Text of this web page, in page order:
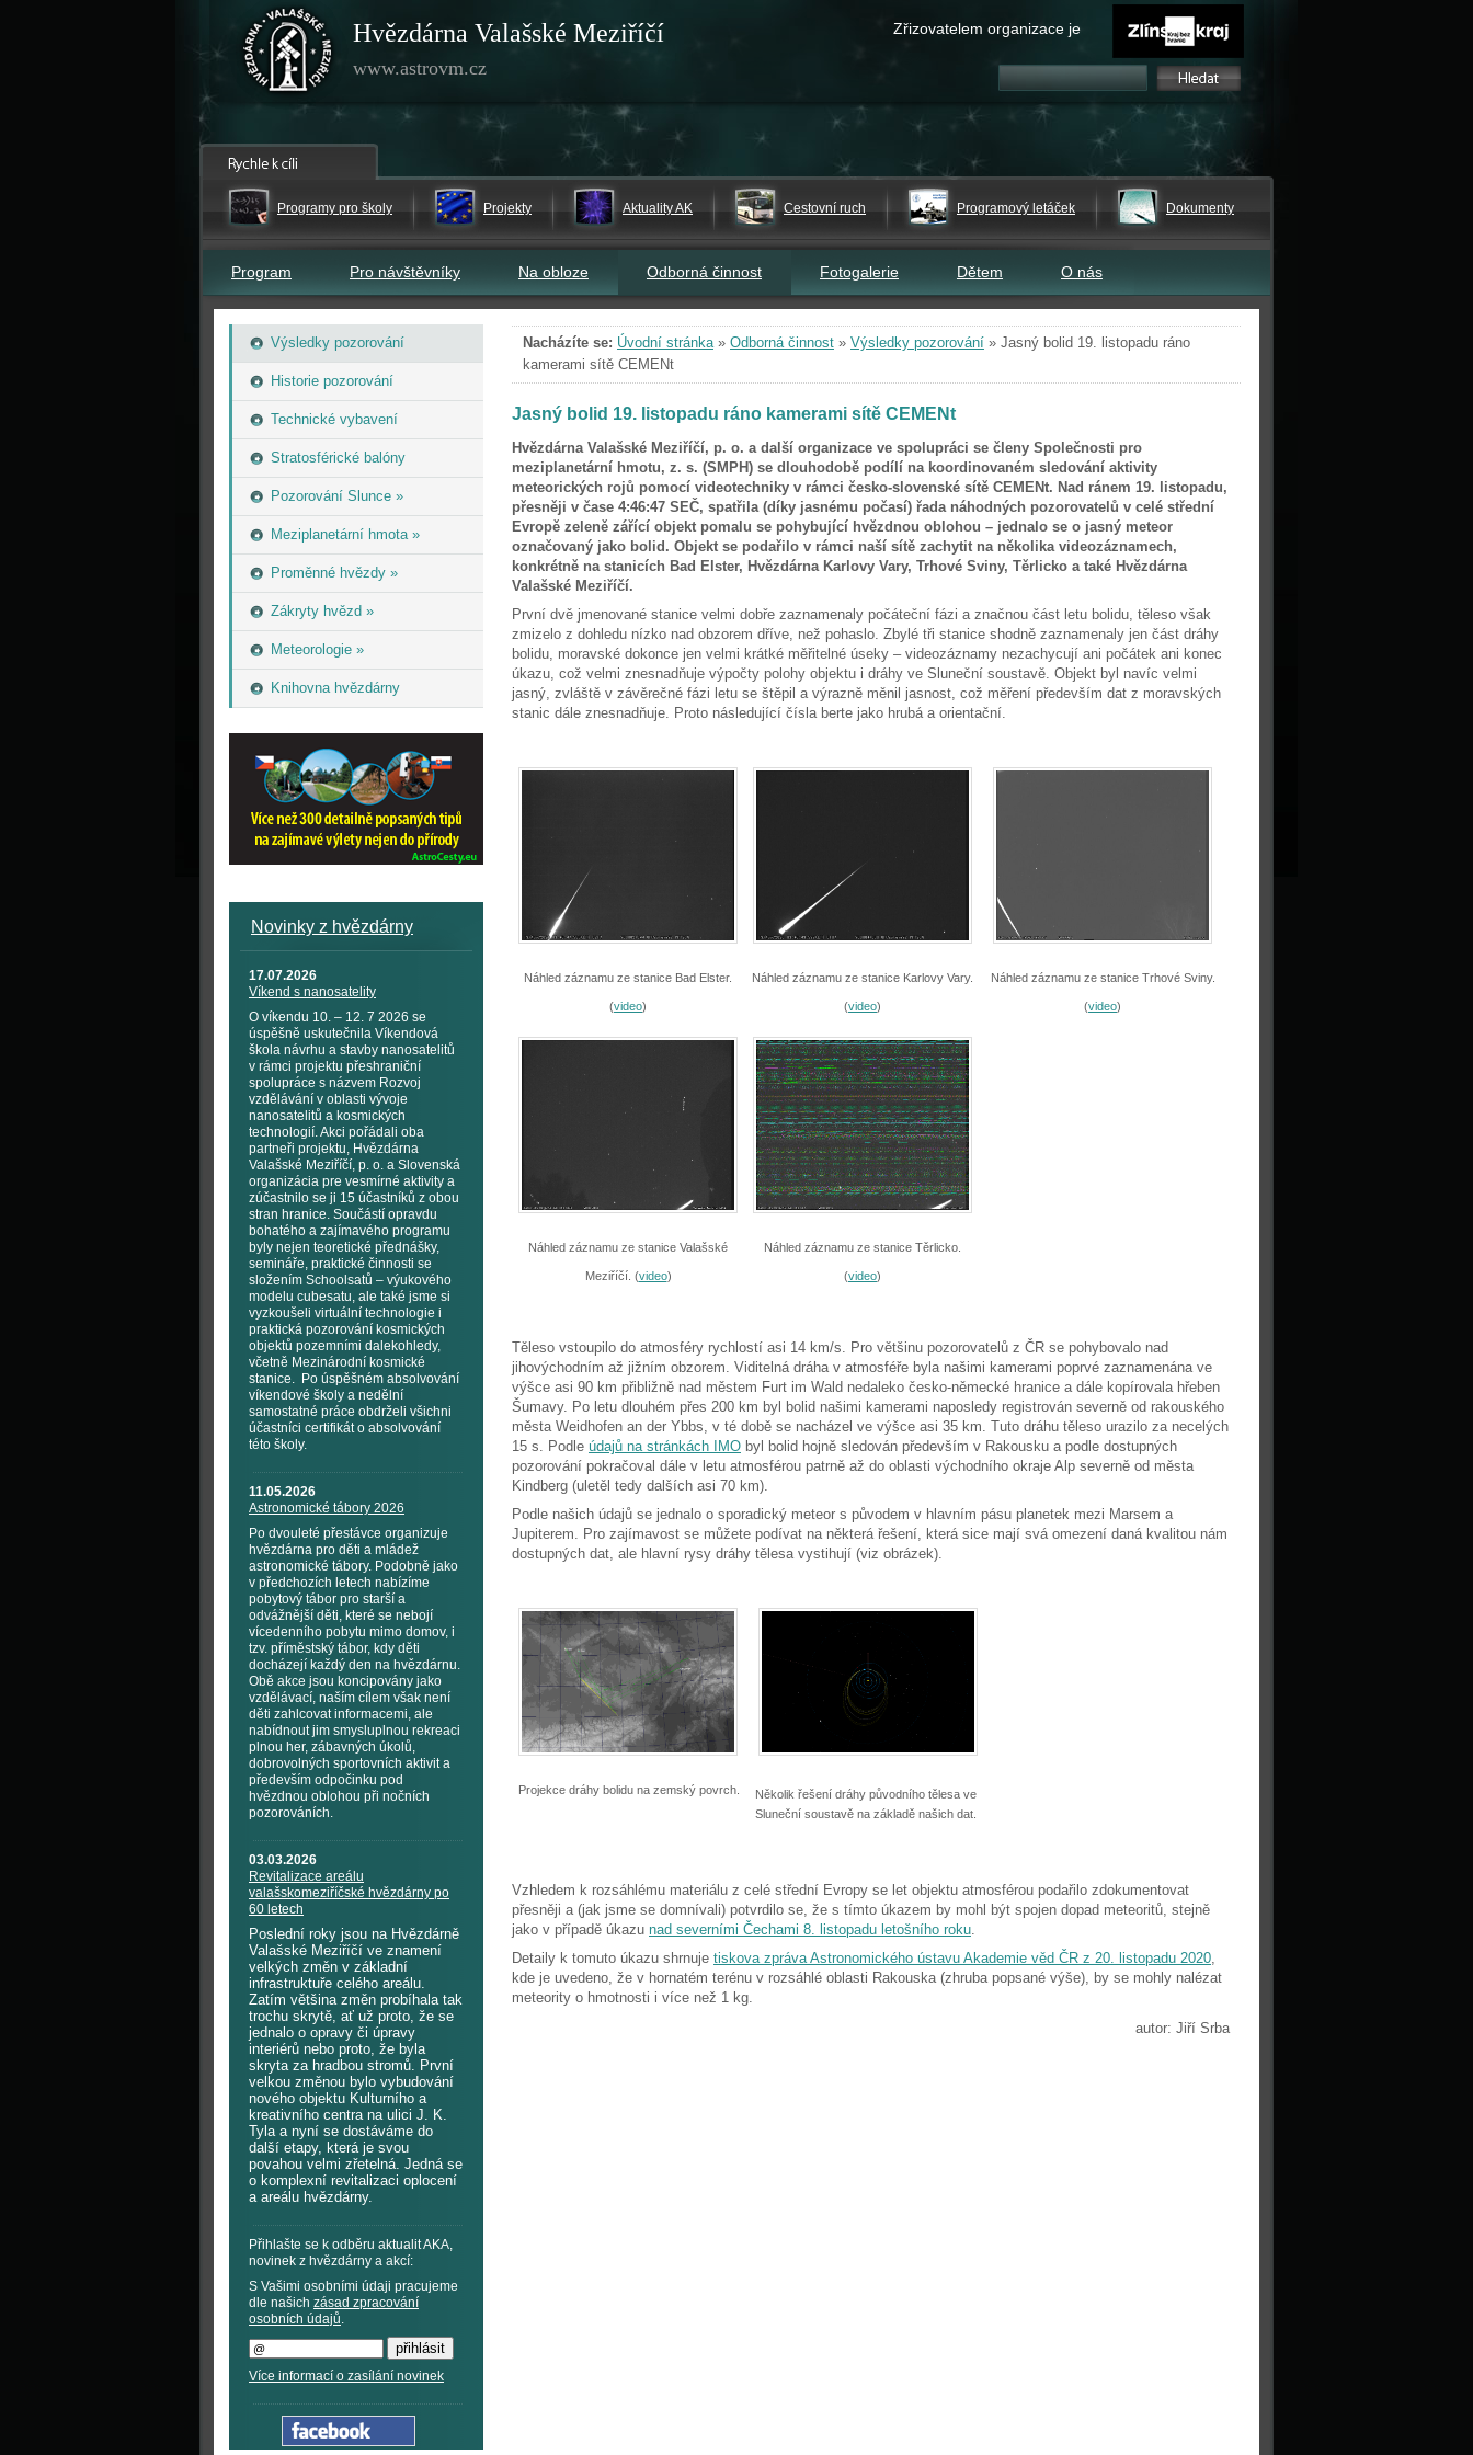
Hvězdárna Valašské Meziříčí
www.astrovm.cz
Zřizovatelem organizace je
Programy pro školy Projekty Aktuality AK Cestovní ruch Programový letáček Dokumenty
Program Pro návštěvníky Na obloze Odborná činnost Fotogalerie Dětem O nás
Výsledky pozorování
Historie pozorování
Technické vybavení
Stratosférické balóny
Pozorování Slunce »
Meziplanetární hmota »
Proměnné hvězdy »
Zákryty hvězd »
Meteorologie »
Knihovna hvězdárny
Novinky z hvězdárny
17.07.2026
Víkend s nanosatelity
O víkendu 10. – 12. 7 2026 se
úspěšně uskutečnila Víkendová
škola návrhu a stavby nanosatelitů
v rámci projektu přeshraniční
spolupráce s názvem Rozvoj
vzdělávání v oblasti vývoje
nanosatelitů a kosmických
technologií. Akci pořádali oba
partneři projektu, Hvězdárna
Valašské Meziříčí, p. o. a Slovenská
organizácia pre vesmírné aktivity a
zúčastnilo se ji 15 účastníků z obou
stran hranice. Součástí opravdu
bohatého a zajímavého programu
byly nejen teoretické přednášky,
semináře, praktické činnosti se
složením Schoolsatů – výukového
modelu cubesatu, ale také jsme si
vyzkoušeli virtuální technologie i
praktická pozorování kosmických
objektů pozemními dalekohledy,
včetně Mezinárodní kosmické
stanice. Po úspěšném absolvování
víkendové školy a nedělní
samostatné práce obdrželi všichni
účastníci certifikát o absolvování
této školy.
11.05.2026
Astronomické tábory 2026
Po dvouleté přestávce organizuje
hvězdárna pro děti a mládež
astronomické tábory. Podobně jako
v předchozích letech nabízíme
pobytový tábor pro starší a
odvážnější děti, které se nebojí
vícedenního pobytu mimo domov, i
tzv. příměstský tábor, kdy děti
docházejí každý den na hvězdárnu.
Obě akce jsou koncipovány jako
vzdělávací, naším cílem však není
děti zahlcovat informacemi, ale
nabídnout jim smysluplnou rekreaci
plnou her, zábavných úkolů,
dobrovolných sportovních aktivit a
především odpočinku pod
hvězdnou oblohou při nočních
pozorováních.
03.03.2026
Revitalizace areálu
valašskomeziříčské hvězdárny po
60 letech
Poslední roky jsou na Hvězdárně
Valašské Meziříčí ve znamení
velkých změn v základní
infrastruktuře celého areálu.
Zatím většina změn probíhala tak
trochu skrytě, ať už proto, že se
jednalo o opravy či úpravy
interiérů nebo proto, že byla
skryta za hradbou stromů. První
velkou změnou bylo vybudování
nového objektu Kulturního a
kreativního centra na ulici J. K.
Tyla a nyní se dostáváme do
další etapy, která je svou
povahou velmi zřetelná. Jedná se
o komplexní revitalizaci oplocení
a areálu hvězdárny.
Přihlašte se k odběru aktualit AKA,
novinek z hvězdárny a akcí:
S Vašimi osobními údaji pracujeme
dle našich zásad zpracování
osobních údajů.
Více informací o zasílání novinek
Nacházíte se: Úvodní stránka» Odborná činnost » Výsledky pozorování » Jasný bolid 19. listopadu ráno
kamerami sítě CEMENt
Jasný bolid 19. listopadu ráno kamerami sítě CEMENt
Hvězdárna Valašské Meziříčí, p. o. a další organizace ve spolupráci se členy Společnosti pro
meziplanetární hmotu, z. s. (SMPH) se dlouhodobě podílí na koordinovaném sledování aktivity
meteorických rojů pomocí videotechniky v rámci česko-slovenské sítě CEMENt. Nad ránem 19. listopadu,
přesněji v čase 4:46:47 SEČ, spatřila (díky jasnému počasí) řada náhodných pozorovatelů v celé střední
Evropě zeleně zářící objekt pomalu se pohybující hvězdnou oblohou – jednalo se o jasný meteor
označovaný jako bolid. Objekt se podařilo v rámci naší sítě zachytit na několika videozáznamech,
konkrétně na stanicích Bad Elster, Hvězdárna Karlovy Vary, Trhové Sviny, Těrlicko a také Hvězdárna
Valašské Meziříčí.
První dvě jmenované stanice velmi dobře zaznamenaly počáteční fázi a značnou část letu bolidu, těleso však
zmizelo z dohledu nízko nad obzorem dříve, než pohaslo. Zbylé tři stanice shodně zaznamenaly jen část dráhy
bolidu, moravské dokonce jen velmi krátké měřitelné úseky – videozáznamy nezachycují ani počátek ani konec
úkazu, což velmi znesnadňuje výpočty polohy objektu i dráhy ve Sluneční soustavě. Objekt byl navíc velmi
jasný, zvláště v závěrečné fázi letu se štěpil a výrazně měnil jasnost, což měření především dat z moravských
stanic dále znesnadňuje. Proto následující čísla berte jako hrubá a orientační.
Náhled záznamu ze stanice Bad Elster.
(video)
Náhled záznamu ze stanice Karlovy Vary.
(video)
Náhled záznamu ze stanice Trhové Sviny.
(video)
Náhled záznamu ze stanice Valašské
Meziříčí. (video)
Náhled záznamu ze stanice Těrlicko.
(video)
Těleso vstoupilo do atmosféry rychlostí asi 14 km/s. Pro většinu pozorovatelů z ČR se pohybovalo nad
jihovýchodním až jižním obzorem. Viditelná dráha v atmosféře byla našimi kamerami poprvé zaznamenána ve
výšce asi 90 km přibližně nad městem Furt im Wald nedaleko česko-německé hranice a dále kopírovala hřeben
Šumavy. Po letu dlouhém přes 200 km byl bolid našimi kamerami naposledy registrován severně od rakouského
města Weidhofen an der Ybbs, v té době se nacházel ve výšce asi 35 km. Tuto dráhu těleso urazilo za necelých
15 s. Podle údajů na stránkách IMO byl bolid hojně sledován především v Rakousku a podle dostupných
pozorování pokračoval dále v letu atmosférou patrně až do oblasti východního okraje Alp severně od města
Kindberg (uletěl tedy dalších asi 70 km).
Podle našich údajů se jednalo o sporadický meteor s původem v hlavním pásu planetek mezi Marsem a
Jupiterem. Pro zajímavost se můžete podívat na některá řešení, která sice mají svá omezení daná kvalitou nám
dostupných dat, ale hlavní rysy dráhy tělesa vystihují (viz obrázek).
Projekce dráhy bolidu na zemský povrch.
Několik řešení dráhy původního tělesa ve
Sluneční soustavě na základě našich dat.
Vzhledem k rozsáhlému materiálu z celé střední Evropy se let objektu atmosférou podařilo zdokumentovat
přesněji a (jak jsme se domnívali) potvrdilo se, že s tímto úkazem by mohl být spojen dopad meteoritů, stejně
jako v případě úkazu nad severními Čechami 8. listopadu letošního roku.
Detaily k tomuto úkazu shrnuje tiskova zpráva Astronomického ústavu Akademie věd ČR z 20. listopadu 2020,
kde je uvedeno, že v hornatém terénu v rozsáhlé oblasti Rakouska (zhruba popsané výše), by se mohly nalézat
meteority o hmotnosti i více než 1 kg.
autor: Jiří Srba